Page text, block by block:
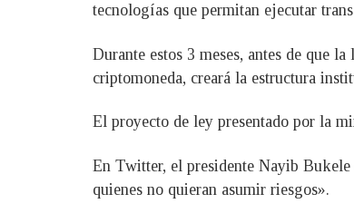
tecnologías que permitan ejecutar
Durante estos 3 meses, antes de que
criptomoneda, creará la estructura
El proyecto de ley presentado por la
En Twitter, el presidente Nayib Bukele
quienes no quieran asumir riesgos».